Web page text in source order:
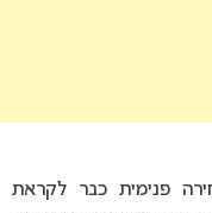
פנימית כבר לקראת